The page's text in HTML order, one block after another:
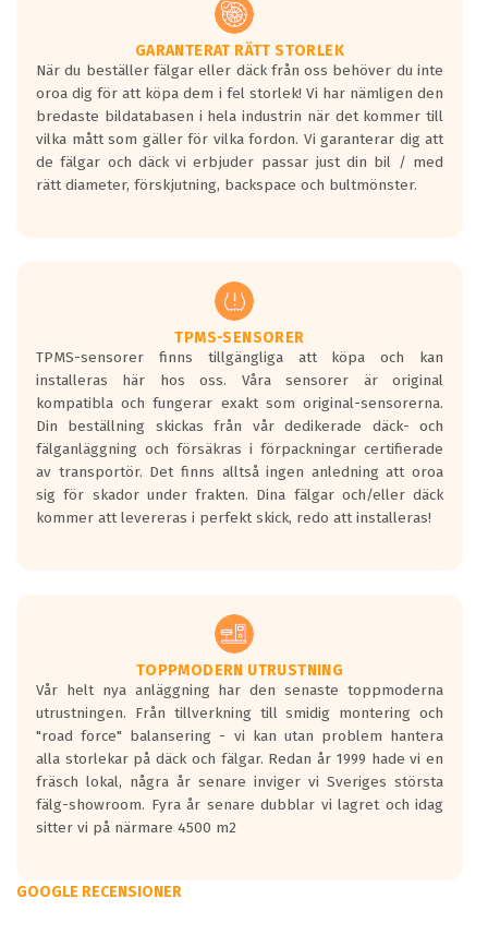
Vid körning i över 50km/h brukar
rullmotståndets ljud överträffa
motorljudet.
På däckmärkningen kommer det finnas
en symbol av ett däck med vågar. Hög
bullernivå markeras med svarta vågor
medans de vita vågorna påvisar om det är
ett tyst däck.
regelverket som introduceras år 2016.
Ett däck med två svarta vågor är redan
godkända för år 2016 nya regelverk.
Ett däck med en svart våg kommer vara
minst tre decibel tystare än det
regelverk som börjar gälla 2016.
GARANTERAT RÄTT STORLEK
När du beställer fälgar eller däck från oss behöver du inte
oroa dig för att köpa dem i fel storlek! Vi har nämligen den
bredaste bildatabasen i hela industrin när det kommer till
vilka mått som gäller för vilka fordon. Vi garanterar dig att
de fälgar och däck vi erbjuder passar just din bil / med
rätt diameter, förskjutning, backspace och bultmönster.
TPMS-SENSORER
TPMS-sensorer finns tillgängliga att köpa och kan
installeras här hos oss. Våra sensorer är original
kompatibla och fungerar exakt som original-sensorerna.
Din beställning skickas från vår dedikerade däck- och
fälganläggning och försäkras i förpackningar certifierade
av transportör. Det finns alltså ingen anledning att oroa
sig för skador under frakten. Dina fälgar och/eller däck
kommer att levereras i perfekt skick, redo att installeras!
TOPPMODERN UTRUSTNING
Vår helt nya anläggning har den senaste toppmoderna
utrustningen. Från tillverkning till smidig montering och
"road force" balansering - vi kan utan problem hantera
alla storlekar på däck och fälgar. Redan år 1999 hade vi en
fräsch lokal, några år senare inviger vi Sveriges största
fälg-showroom. Fyra år senare dubblar vi lagret och idag
sitter vi på närmare 4500 m2
GOOGLE RECENSIONER